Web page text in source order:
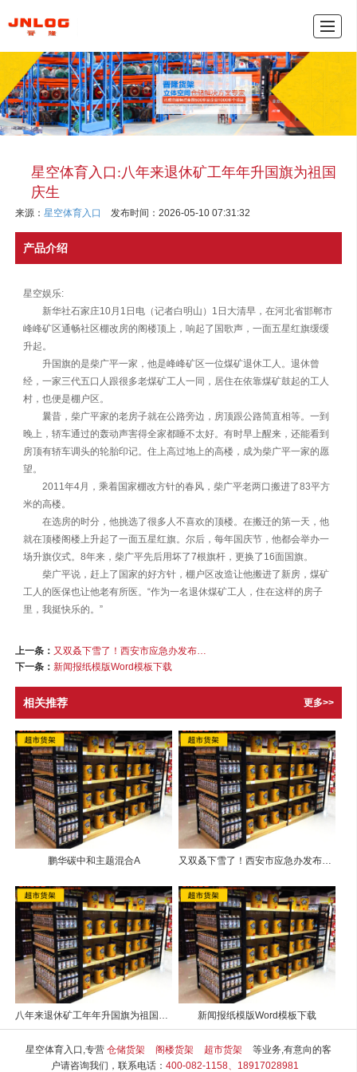
产品中心 新闻动态 公司介绍 联系我们
星空体育入口:八年来退休矿工年年升国旗为祖国
庆生
来源：星空体育入口 发布时间：2026-05-10 07:31:32
产品介绍
星空娱乐:
新华社石家庄10月1日电（记者白明山）1日大清早，在河北省邯郸市
峰峰矿区通畅社区棚改房的阁楼顶上，响起了国歌声，一面五星红旗缓缓
升起。
升国旗的是柴广平一家，他是峰峰矿区一位煤矿退休工人。退休曾
经，一家三代五口人跟很多老煤矿工人一同，居住在依靠煤矿鼓起的工人
村，也便是棚户区。
曩昔，柴广平家的老房子就在公路旁边，房顶跟公路简直相等。一到
晚上，轿车通过的轰动声害得全家都睡不太好。有时早上醒来，还能看到
房顶有轿车调头的轮胎印记。住上高过地上的高楼，成为柴广平一家的愿
望。
2011年4月，乘着国家棚改方针的春风，柴广平老两口搬进了83平方
米的高楼。
在选房的时分，他挑选了很多人不喜欢的顶楼。在搬迁的第一天，他
就在顶楼阁楼上升起了一面五星红旗。尔后，每年国庆节，他都会举办一
场升旗仪式。8年来，柴广平先后用坏了7根旗杆，更换了16面国旗。
柴广平说，赶上了国家的好方针，棚户区改造让他搬进了新房，煤矿
工人的医保也让他老有所医。“作为一名退休煤矿工人，住在这样的房子
里，我挺快乐的。”
上一条：
又双叒下雪了！西安市应急办发布最新路况…还有这些要注意！
下一条：新闻报纸模版Word模板下载
相关推荐 更多>>
鹏华碳中和主题混合A
八年来退休矿工年年升国旗为祖国庆生 新闻报纸模版Word模板下载
星空体育入口,专营 仓储货架 阁楼货架 超市货架
等业务,有意向的客
户请咨询我们，联系电话： 400-082-1158、18917028981